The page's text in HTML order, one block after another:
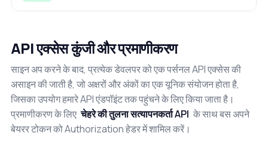
API एक्सेस कुंजी और प्रमाणीकरण
साइन अप करने के बाद, प्रत्येक डेवलपर को एक पर्सनल API एक्सेस की
असाइन की जाती है, जो अक्षरों और अंकों का एक यूनिक संयोजन होता है,
जिसका उपयोग हमारे API एंडपॉइंट तक पहुंचने के लिए किया जाता है।
प्रमाणीकरण के लिए चेहरे की तुलना सत्यापनकर्ता API के साथ बस अपने
बेयरर टोकन को Authorization हेडर में शामिल करें।